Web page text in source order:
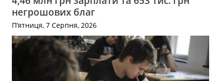
негрошових благ
П’ятниця, 7 Серпня, 2026